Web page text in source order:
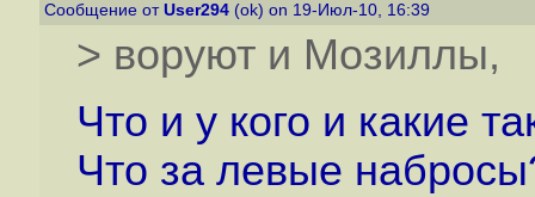
Сообщение от User294 (ok) on 19-Июл-10, 16:39
> воруют и Мозиллы,
Что и у кого и какие
Что за левые